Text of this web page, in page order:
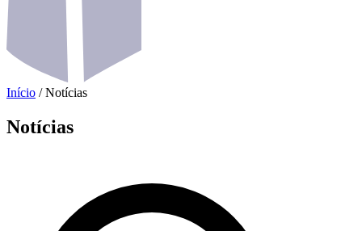
Início / Notícias
Notícias